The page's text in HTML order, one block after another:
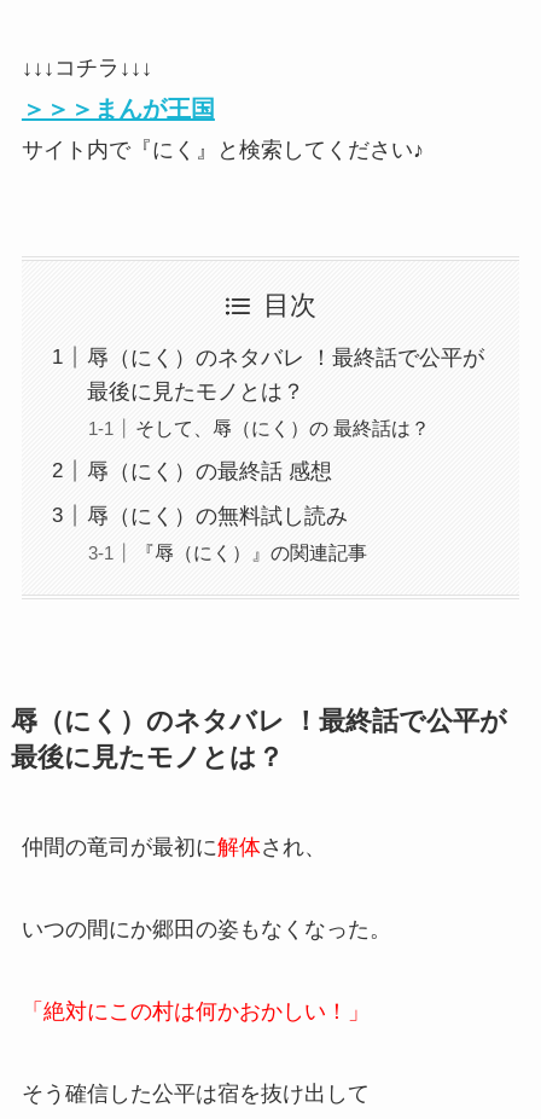
↓↓↓コチラ↓↓↓
＞＞＞まんが王国
サイト内で『にく』と検索してください♪
目次
辱（にく）のネタバレ ！最終話で公平が
最後に見たモノとは？
そして、辱（にく）の 最終話は？
辱（にく）の最終話 感想
辱（にく）の無料試し読み
『辱（にく）』の関連記事
辱（にく）のネタバレ ！最終話で公平が
最後に見たモノとは？
仲間の竜司が最初に解体され、
いつの間にか郷田の姿もなくなった。
「絶対にこの村は何かおかしい！」
そう確信した公平は宿を抜け出して